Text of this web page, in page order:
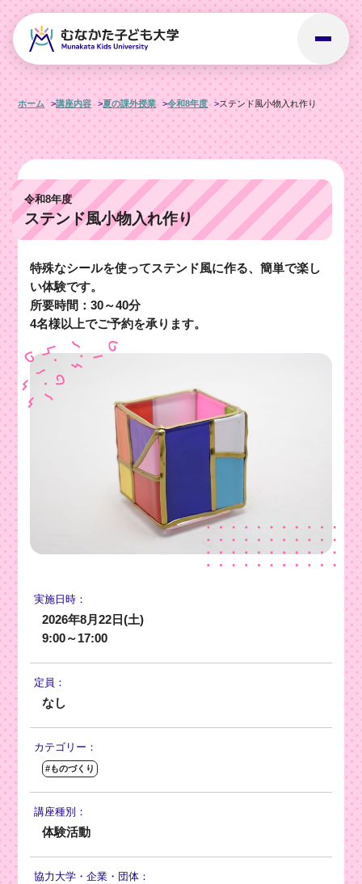
ホーム 講座内容 夏の課外授業 令和8年度 ステンド風小物入れ作り
令和8年度
ステンド風小物入れ作り
特殊なシールを使ってステンド風に作る、簡単で楽し
い体験です。
所要時間：30～40分
4名様以上でご予約を承ります。
実施日時：
2026年8月22日(土)
9:00～17:00
定員：
なし
カテゴリー：
#ものづくり
講座種別：
体験活動
協力大学・企業・団体：